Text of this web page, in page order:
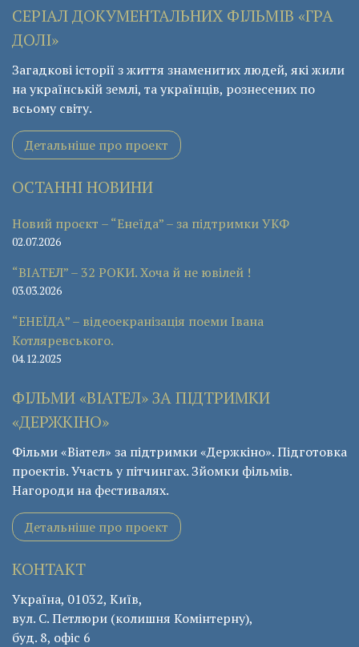
СЕРІАЛ ДОКУМЕНТАЛЬНИХ ФІЛЬМІВ «ГРА
ДОЛІ»
Загадкові історії з життя знаменитих людей, які жили
на українській землі, та українців, рознесених по
всьому світу.
Детальніше про проект
ОСТАННІ НОВИНИ
Новий проєкт – “Енеїда” – за підтримки УКФ
02.07.2026
“ВІАТЕЛ” – 32 РОКИ. Хоча й не ювілей !
03.03.2026
“ЕНЕЇДА” – відеоекранізація поеми Івана
Котляревського.
04.12.2025
ФІЛЬМИ «ВІАТЕЛ» ЗА ПІДТРИМКИ
«ДЕРЖКІНО»
Фільми «Віател» за підтримки «Держкіно». Підготовка
проектів. Участь у пітчингах. Зйомки фільмів.
Нагороди на фестивалях.
Детальніше про проект
КОНТАКТ
Україна, 01032, Київ,
вул. С. Петлюри (колишня Комінтерну),
буд. 8, офіс 6